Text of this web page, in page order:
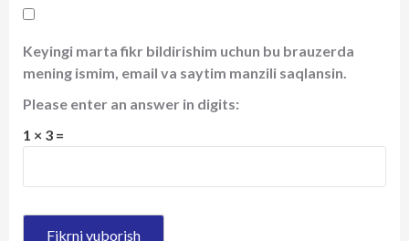
Keyingi marta fikr bildirishim uchun bu brauzerda
mening ismim, email va saytim manzili saqlansin.
Please enter an answer in digits:
1 × 3 =